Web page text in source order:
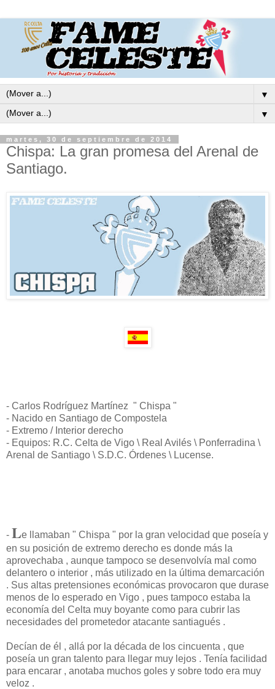
▼
▼
martes, 30 de septiembre de 2014
Chispa: La gran promesa del Arenal de
Santiago.
- Carlos Rodríguez Martínez " Chispa "
- Nacido en Santiago de Compostela
- Extremo / Interior derecho
- Equipos: R.C. Celta de Vigo \ Real Avilés \ Ponferradina \
Arenal de Santiago \ S.D.C. Órdenes \ Lucense.
- Le llamaban " Chispa " por la gran velocidad que poseía y
en su posición de extremo derecho es donde más la
aprovechaba , aunque tampoco se desenvolvía mal como
delantero o interior , más utilizado en la última demarcación
. Sus altas pretensiones económicas provocaron que durase
menos de lo esperado en Vigo , pues tampoco estaba la
economía del Celta muy boyante como para cubrir las
necesidades del prometedor atacante santiagués .
Decían de él , allá por la década de los cincuenta , que
poseía un gran talento para llegar muy lejos . Tenía facilidad
para encarar , anotaba muchos goles y sobre todo era muy
veloz .